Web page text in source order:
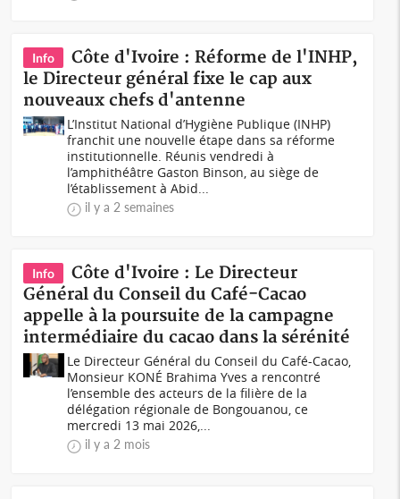
Info
Côte d'Ivoire : Réforme de l'INHP,
le Directeur général fixe le cap aux
nouveaux chefs d'antenne
L’Institut National d’Hygiène Publique (INHP)
franchit une nouvelle étape dans sa réforme
institutionnelle. Réunis vendredi à
l’amphithéâtre Gaston Binson, au siège de
l’établissement à Abid...
il y a 2 semaines
Info
Côte d'Ivoire : Le Directeur
Général du Conseil du Café-Cacao
appelle à la poursuite de la campagne
intermédiaire du cacao dans la sérénité
Le Directeur Général du Conseil du Café-Cacao,
Monsieur KONÉ Brahima Yves a rencontré
l’ensemble des acteurs de la filière de la
délégation régionale de Bongouanou, ce
mercredi 13 mai 2026,...
il y a 2 mois